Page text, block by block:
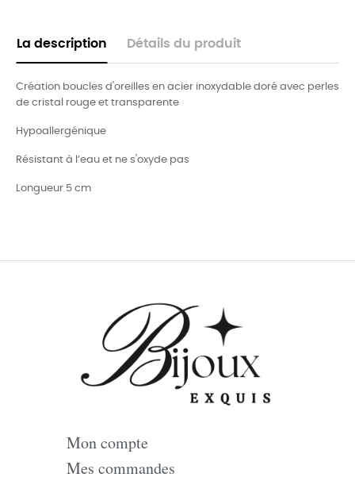
La description Détails du produit
Création boucles d'oreilles en acier inoxydable doré avec perles
de cristal rouge et transparente
Hypoallergénique
Résistant à l’eau et ne s'oxyde pas
Longueur 5 cm
Mon compte
Mes commandes